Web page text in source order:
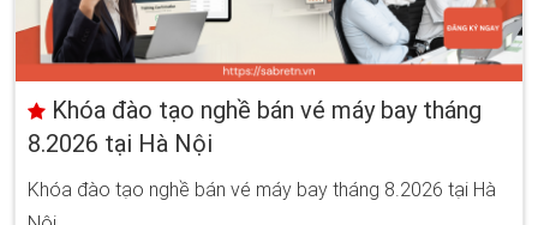
Khóa đào tạo nghề bán vé máy bay tháng
8.2026 tại Hà Nội
Khóa đào tạo nghề bán vé máy bay tháng 8.2026 tại Hà